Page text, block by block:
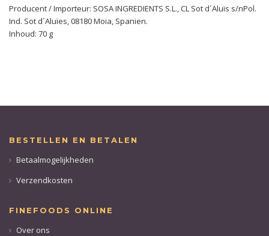
Producent / Importeur: SOSA INGREDIENTS S.L., CL Sot d´Aluïs s/nPol.
Ind. Sot d´Aluïes, 08180 Moia, Spanien.
Inhoud: 70 g
BESTELLEN EN BETALEN
Betaalmogelijkheden
Verzendkosten
FINEFOODS ONLINE
Over ons